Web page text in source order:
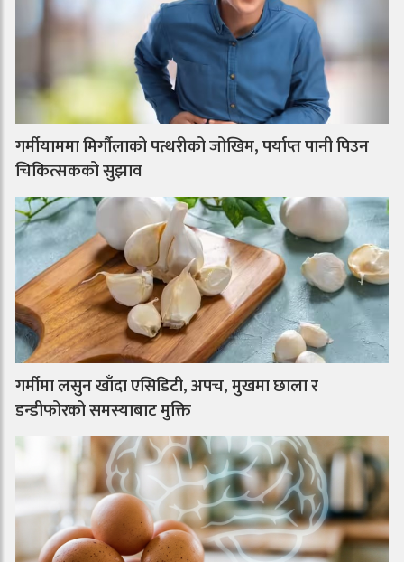
गर्मीयाममा मिर्गौलाको पत्थरीको जोखिम, पर्याप्त पानी पिउन
चिकित्सकको सुझाव
गर्मीमा लसुन खाँदा एसिडिटी, अपच, मुखमा छाला र
डन्डीफोरको समस्याबाट मुक्ति